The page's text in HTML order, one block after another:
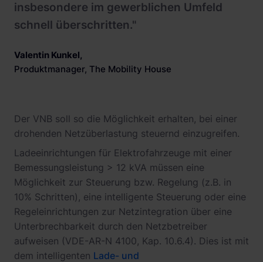
insbesondere im gewerblichen Umfeld
schnell überschritten."
Valentin Kunkel,
Produktmanager, The Mobility House
Der VNB soll so die Möglichkeit erhalten, bei einer
drohenden Netzüberlastung steuernd einzugreifen.
Ladeeinrichtungen für Elektrofahrzeuge mit einer
Bemessungsleistung > 12 kVA müssen eine
Möglichkeit zur Steuerung bzw. Regelung (z.B. in
10% Schritten), eine intelligente Steuerung oder eine
Regeleinrichtungen zur Netzintegration über eine
Unterbrechbarkeit durch den Netzbetreiber
aufweisen (VDE-AR-N 4100, Kap. 10.6.4). Dies ist mit
dem intelligenten Lade- und